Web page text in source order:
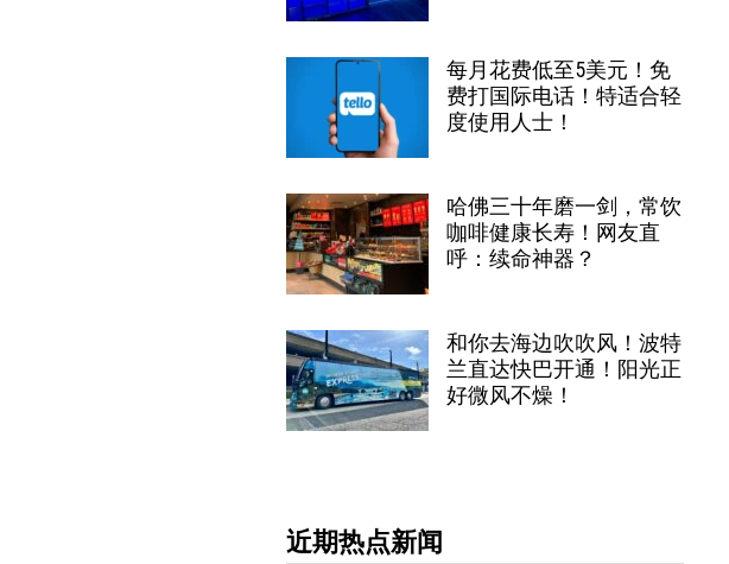
每月花费低至5美元！免
费打国际电话！特适合轻
度使用人士！
哈佛三十年磨一剑，常饮
咖啡健康长寿！网友直
呼：续命神器？
和你去海边吹吹风！波特
兰直达快巴开通！阳光正
好微风不燥！
近期热点新闻